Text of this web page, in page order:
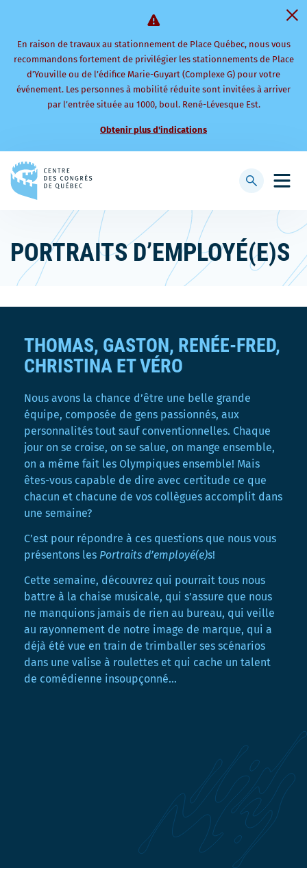
En raison de travaux au stationnement de Place Québec, nous vous
recommandons fortement de privilégier les stationnements de Place
d’Youville ou de l’édifice Marie-Guyart (Complexe G) pour votre
événement. Les personnes à mobilité réduite sont invitées à arriver
par l’entrée située au 1000, boul. René-Lévesque Est.
Obtenir plus d'indications
à
page
d'accueil
Afficher
recherche
PORTRAITS D’EMPLOYÉ(E)S
THOMAS, GASTON, RENÉE-FRED,
CHRISTINA ET VÉRO
Nous avons la chance d’être une belle grande
équipe, composée de gens passionnés, aux
personnalités tout sauf conventionnelles. Chaque
jour on se croise, on se salue, on mange ensemble,
on a même fait les Olympiques ensemble! Mais
êtes-vous capable de dire avec certitude ce que
chacun et chacune de vos collègues accomplit dans
une semaine?
C’est pour répondre à ces questions que nous vous
présentons les Portraits d’employé(e)s!
Cette semaine, découvrez qui pourrait tous nous
battre à la chaise musicale, qui s’assure que nous
ne manquions jamais de rien au bureau, qui veille
au rayonnement de notre image de marque, qui a
déjà été vue en train de trimballer ses scénarios
dans une valise à roulettes et qui cache un talent
de comédienne insoupçonné…